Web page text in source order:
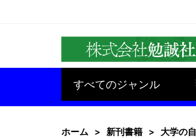
すべてのジャンル
ホーム 新刊書籍 大学の